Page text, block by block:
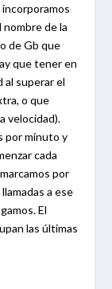
incorporamos
nombre de la
de Gb que
que tener en
al superar el
o que
velocidad).
por minuto y
cada
por
a ese
El
las últimas